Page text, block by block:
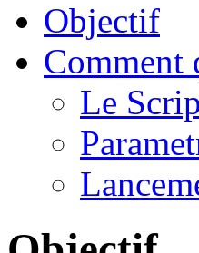
Objectif
Comment
Le